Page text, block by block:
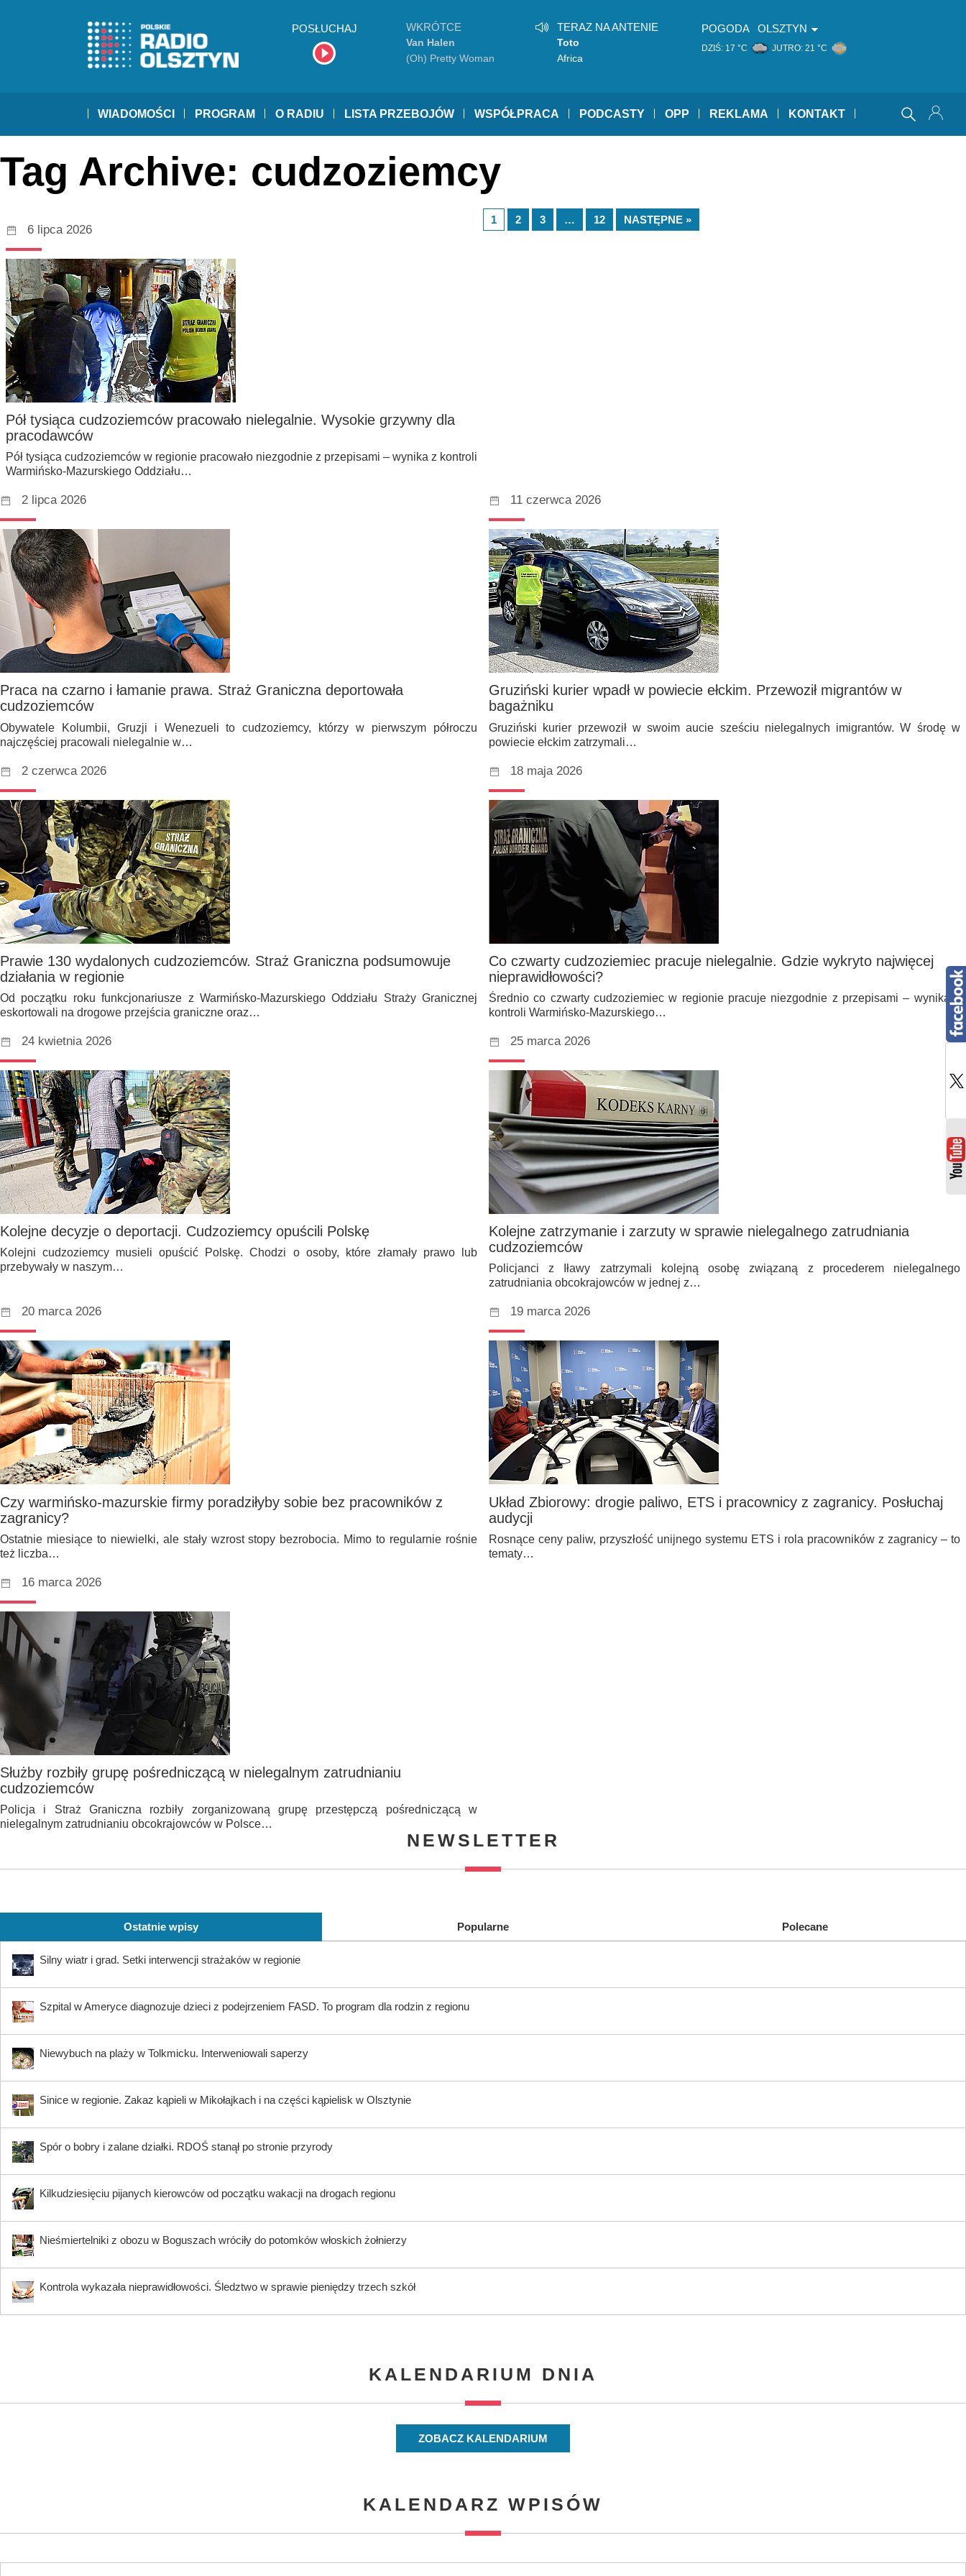
POSŁUCHAJ WKRÓTCE
Van Halen
(Oh) Pretty Woman
TERAZ NA ANTENIE
Toto
Africa
POGODA OLSZTYN
DZIŚ: 17 °C JUTRO: 21 °C
WIADOMOŚCI PROGRAM O RADIU LISTA PRZEBOJÓW WSPÓŁPRACA PODCASTY OPP REKLAMA KONTAKT
Tag Archive: cudzoziemcy
6 lipca 2026
Pół tysiąca cudzoziemców pracowało nielegalnie. Wysokie grzywny dla
pracodawców
Pół tysiąca cudzoziemców w regionie pracowało niezgodnie z przepisami – wynika z kontroli
Warmińsko-Mazurskiego Oddziału…
2 lipca 2026
Praca na czarno i łamanie prawa. Straż Graniczna deportowała
cudzoziemców
Obywatele Kolumbii, Gruzji i Wenezueli to cudzoziemcy, którzy w pierwszym półroczu
najczęściej pracowali nielegalnie w…
11 czerwca 2026
Gruziński kurier wpadł w powiecie ełckim. Przewoził migrantów w
bagażniku
Gruziński kurier przewoził w swoim aucie sześciu nielegalnych imigrantów. W środę w
powiecie ełckim zatrzymali…
2 czerwca 2026
Prawie 130 wydalonych cudzoziemców. Straż Graniczna podsumowuje
działania w regionie
Od początku roku funkcjonariusze z Warmińsko-Mazurskiego Oddziału Straży Granicznej
eskortowali na drogowe przejścia graniczne oraz…
18 maja 2026
Co czwarty cudzoziemiec pracuje nielegalnie. Gdzie wykryto najwięcej
nieprawidłowości?
Średnio co czwarty cudzoziemiec w regionie pracuje niezgodnie z przepisami – wynika z
kontroli Warmińsko-Mazurskiego…
24 kwietnia 2026
Kolejne decyzje o deportacji. Cudzoziemcy opuścili Polskę
Kolejni cudzoziemcy musieli opuścić Polskę. Chodzi o osoby, które złamały prawo lub
przebywały w naszym…
25 marca 2026
Kolejne zatrzymanie i zarzuty w sprawie nielegalnego zatrudniania
cudzoziemców
Policjanci z Iławy zatrzymali kolejną osobę związaną z procederem nielegalnego
zatrudniania obcokrajowców w jednej z…
20 marca 2026
Czy warmińsko-mazurskie firmy poradziłyby sobie bez pracowników z
zagranicy?
Ostatnie miesiące to niewielki, ale stały wzrost stopy bezrobocia. Mimo to regularnie rośnie
też liczba…
19 marca 2026
Układ Zbiorowy: drogie paliwo, ETS i pracownicy z zagranicy. Posłuchaj
audycji
Rosnące ceny paliw, przyszłość unijnego systemu ETS i rola pracowników z zagranicy – to
tematy…
16 marca 2026
Służby rozbiły grupę pośredniczącą w nielegalnym zatrudnianiu
cudzoziemców
Policja i Straż Graniczna rozbiły zorganizowaną grupę przestępczą pośredniczącą w
nielegalnym zatrudnianiu obcokrajowców w Polsce…
1 2 3 … 12 NASTĘPNE »
NEWSLETTER
Ostatnie wpisy Popularne Polecane
Silny wiatr i grad. Setki interwencji strażaków w regionie
Szpital w Ameryce diagnozuje dzieci z podejrzeniem FASD. To program dla rodzin z regionu
Niewybuch na plaży w Tolkmicku. Interweniowali saperzy
Sinice w regionie. Zakaz kąpieli w Mikołajkach i na części kąpielisk w Olsztynie
Spór o bobry i zalane działki. RDOŚ stanął po stronie przyrody
Kilkudziesięciu pijanych kierowców od początku wakacji na drogach regionu
Nieśmiertelniki z obozu w Boguszach wróciły do potomków włoskich żołnierzy
Kontrola wykazała nieprawidłowości. Śledztwo w sprawie pieniędzy trzech szkół
KALENDARIUM DNIA
ZOBACZ KALENDARIUM
KALENDARZ WPISÓW